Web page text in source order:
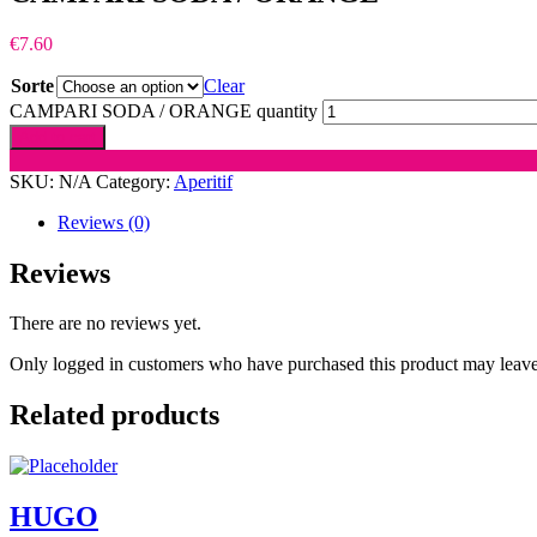
€7.60
Sorte
Clear
CAMPARI SODA / ORANGE quantity
SKU: N/A Category: Aperitif
Reviews (0)
Reviews
There are no reviews yet.
Only logged in customers who have purchased this product may
Related products
HUGO